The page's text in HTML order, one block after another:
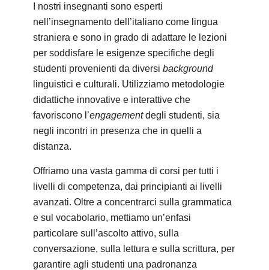
I nostri insegnanti sono esperti
nell’insegnamento dell’italiano come lingua
straniera e sono in grado di adattare le lezioni
per soddisfare le esigenze specifiche degli
studenti provenienti da diversi background
linguistici e culturali. Utilizziamo metodologie
didattiche innovative e interattive che
favoriscono l’engagementdegli studenti, sia
negli incontri in presenza che in quelli a
distanza.
Offriamo una vasta gamma di corsi per tutti i
livelli di competenza, dai principianti ai livelli
avanzati. Oltre a concentrarci sulla grammatica
e sul vocabolario, mettiamo un’enfasi
particolare sull’ascolto attivo, sulla
conversazione, sulla lettura e sulla scrittura, per
garantire agli studenti una padronanza